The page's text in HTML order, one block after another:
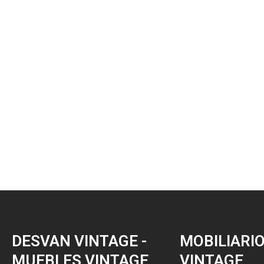
DESVAN VINTAGE -
MUEBLES VINTAGE
MOBILIARIO
VINTAGE